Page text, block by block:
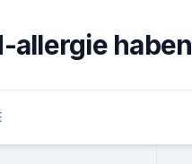
haben_